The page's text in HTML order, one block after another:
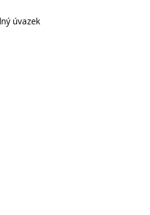
úvazek